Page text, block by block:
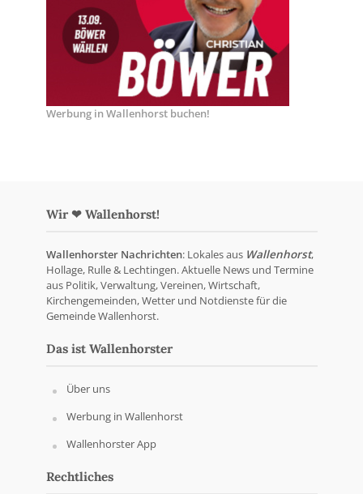
Werbung in Wallenhorst buchen!
Wir ❤ Wallenhorst!
Wallenhorster Nachrichten: Lokales aus Wallenhorst,
Hollage, Rulle & Lechtingen. Aktuelle News und Termine
aus Politik, Verwaltung, Vereinen, Wirtschaft,
Kirchengemeinden, Wetter und Notdienste für die
Gemeinde Wallenhorst.
Das ist Wallenhorster
Über uns
Werbung in Wallenhorst
Wallenhorster App
Rechtliches